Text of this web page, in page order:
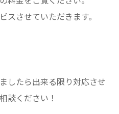
スさせていただきます。
したら出来る限り対応させ
談ください！